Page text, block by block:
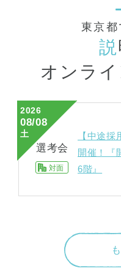
東京
説
オンラ
2026
08/08
土
選考会
対面
【中途
開催！『
6階』